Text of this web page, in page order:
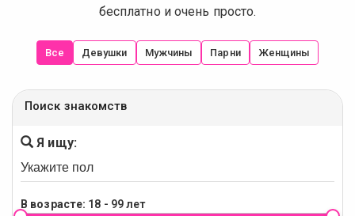
бесплатно и очень просто.
Все Девушки Мужчины Парни Женщины
Поиск знакомств
Я ищу:
В возрасте: 18 - 99 лет